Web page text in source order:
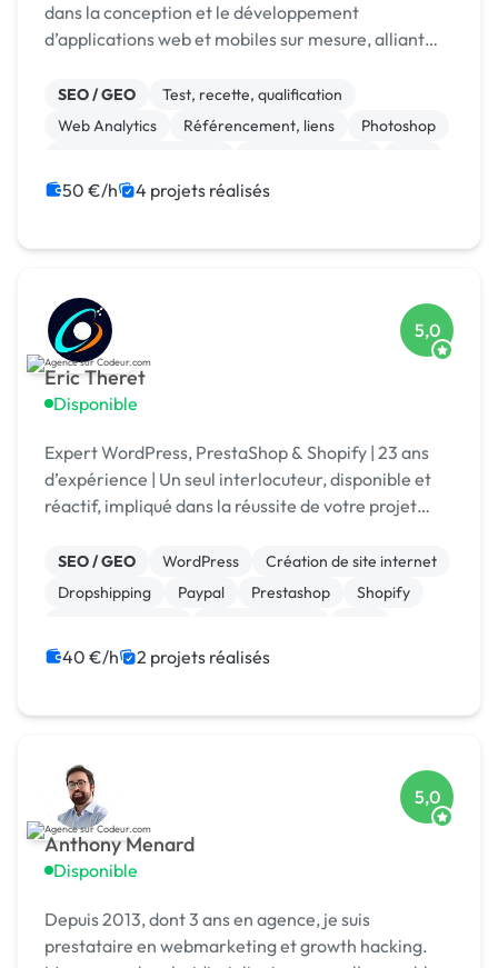
dans la conception et le développement
d’applications web et mobiles sur mesure, alliant
SEO / GEO
Test, recette, qualification
Web Analytics
Référencement, liens
Photoshop
Site E-commerce
Vue.JS
50 €/h 4 projets réalisés
Eric Theret
Disponible
5,0
Expert WordPress, PrestaShop & Shopify | 23 ans
d’expérience | Un seul interlocuteur, disponible et
réactif, impliqué dans la réussite de votre projet
SEO / GEO WordPress
Création de site internet
Dropshipping
Paypal Prestashop
Shopify
40 €/h 2 projets réalisés
Anthony Menard
Disponible
5,0
Depuis 2013, dont 3 ans en agence, je suis
prestataire en webmarketing et growth hacking.